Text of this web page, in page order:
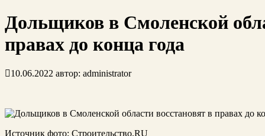
Дольщиков в Смоленской
правах до конца года
10.06.2022 автор: administrator
Источник фото: Строительство.RU